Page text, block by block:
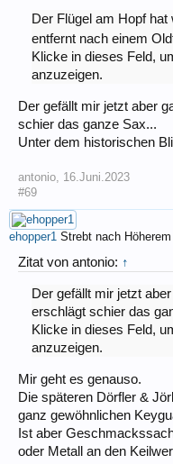
Der Flügel am Hopf
entfernt nach einem
Klicke in dieses Feld,
anzuzeigen.
Der gefällt mir jetzt aber
schier das ganze Sax...
Unter dem historischen
antonio 16.Juni.2023
#69
ehopper1 Strebt nach Höherem
Zitat von antonio: ↑
Der gefällt mir jetzt
erschlägt schier das
Klicke in dieses Feld,
anzuzeigen.
Mir geht es genauso.
Die späteren Dörfler &
ganz gewöhnlichen
Ist aber
oder Metall an den